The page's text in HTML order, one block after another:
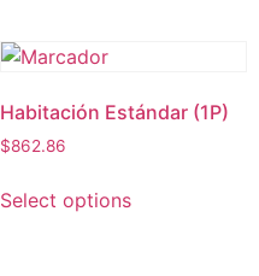
Habitación Estándar (1P)
$862.86
Select options